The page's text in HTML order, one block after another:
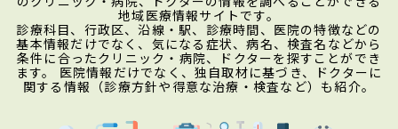
地域医療情報サイトです。
診療科目、行政区、沿線・駅、診療時間、医院の特徴などの
基本情報だけでなく、気になる症状、病名、検査名などから
条件に合ったクリニック・病院、ドクターを探すことができ
ます。 医院情報だけでなく、独自取材に基づき、ドクターに
関する情報（診療方針や得意な治療・検査など）も紹介。